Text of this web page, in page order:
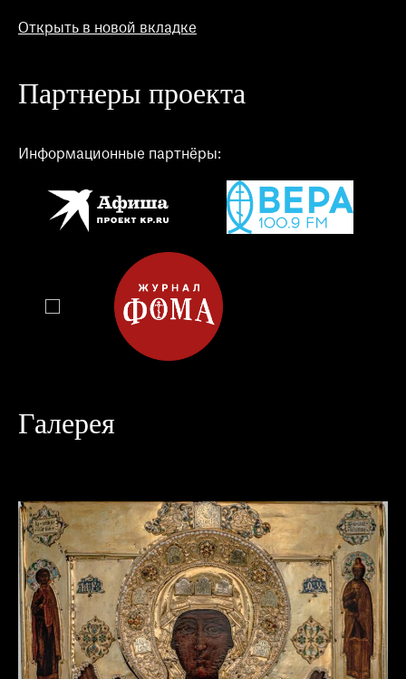
Открыть в новой вкладке
Партнеры проекта
Информационные партнёры:
Галерея